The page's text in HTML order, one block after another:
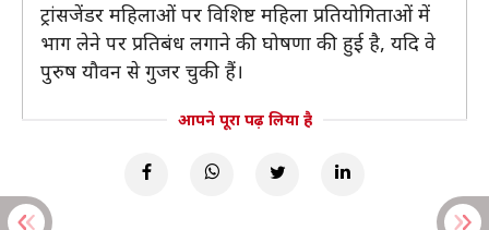
ट्रांसजेंडर महिलाओं पर विशिष्ट महिला प्रतियोगिताओं में
भाग लेने पर प्रतिबंध लगाने की घोषणा की हुई है, यदि वे
पुरुष यौवन से गुजर चुकी हैं।
आपने पूरा पढ़ लिया है